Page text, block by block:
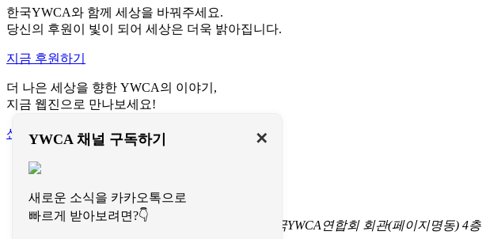
한국YWCA와 함께 세상을 바꿔주세요.
당신의 후원이 빛이 되어 세상은 더욱 밝아집니다.
지금 후원하기
더 나은 세상을 향한 YWCA의 이야기,
지금 웹진으로 만나보세요!
신청하기
이용약관
문의하기
서울특별시 중구 명동길 73
(명동1가 1-3) 한국YWCA연합회 회관(페이지명동) 4층
✕
YWCA 채널 구독하기
새로운 소식을 카카오톡으로
빠르게 받아보려면?👇